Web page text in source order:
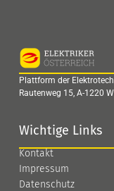
Plattform der
Rautenweg 15, A-1220
Wichtige Links
Kontakt
Impressum
Datenschutz